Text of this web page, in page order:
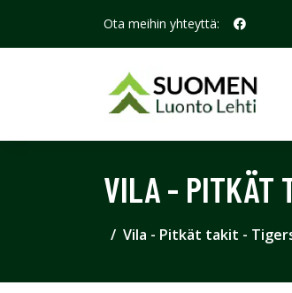
Ota meihin yhteyttä:
VILA - PITKÄT
Vila - Pitkät takit -